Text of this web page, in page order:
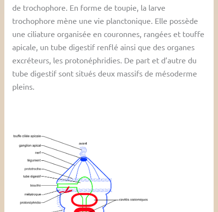
de trochophore. En forme de toupie, la larve
trochophore mène une vie planctonique. Elle possède
une ciliature organisée en couronnes, rangées et touffe
apicale, un tube digestif renflé ainsi que des organes
excréteurs, les protonéphridies. De part et d’autre du
tube digestif sont situés deux massifs de mésoderme
pleins.